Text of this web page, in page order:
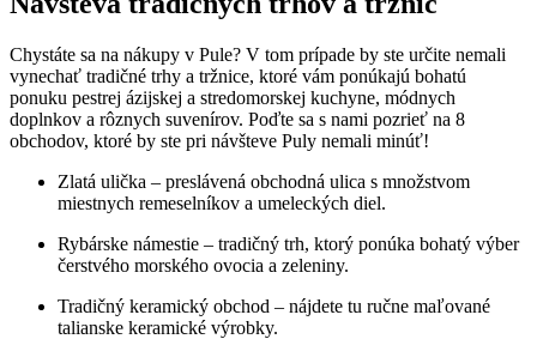
Chystáte sa na nákupy v Pule? V tom prípade by ste určite nemali
vynechať tradičné trhy a tržnice, ktoré vám ponúkajú bohatú
ponuku pestrej ázijskej a stredomorskej kuchyne, módnych
doplnkov a rôznych suvenírov. Poďte sa s nami pozrieť na 8
obchodov, ktoré by ste pri návšteve Puly nemali minúť!
Zlatá ulička – preslávená obchodná ulica s množstvom
miestnych remeselníkov a umeleckých diel.
Rybárske námestie – tradičný trh, ktorý ponúka bohatý výber
čerstvého morského ovocia a zeleniny.
Tradičný keramický obchod – nájdete tu ručne maľované
talianske keramické výrobky.